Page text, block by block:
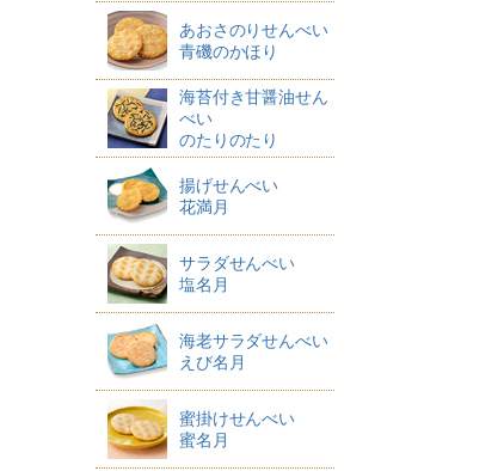
あおさのりせんべい
青磯のかほり
海苔付き甘醤油せん
べい
のたりのたり
揚げせんべい
花満月
サラダせんべい
塩名月
海老サラダせんべい
えび名月
蜜掛けせんべい
蜜名月